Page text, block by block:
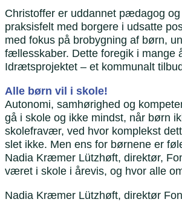
Christoffer er uddannet pædagog
praksisfelt med borgere i udsatte
med fokus på brobygning af børn,
fællesskaber. Dette foregik i mange
Idrætsprojektet – et kommunalt
Alle børn vil i skole!
Autonomi, samhørighed og
gå i skole og ikke mindst, når børn
skolefravær, ved hvor komplekst
slet ikke. Men ens for børnene er
Nadia Kræmer Lützhøft, direktør,
været i skole i årevis, og hvor alle
Nadia Kræmer Lützhøft, direktør